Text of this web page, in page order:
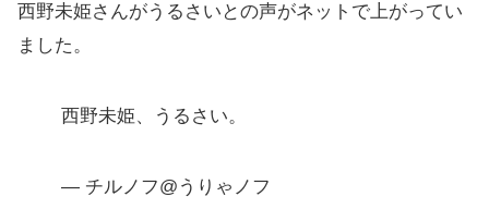
西野未姫さんがうるさいとの声がネットで上がってい
ました。
西野未姫、うるさい。
— チルノフ@うりゃノフ